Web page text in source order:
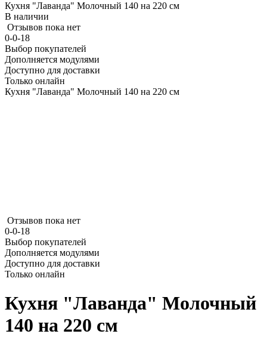
Кухня "Лаванда" Молочный 140 на 220 см
В наличии
Отзывов пока нет
0-0-18
Выбор покупателей
Дополняется модулями
Доступно для доставки
Только онлайн
Кухня "Лаванда" Молочный 140 на 220 см
Отзывов пока нет
0-0-18
Выбор покупателей
Дополняется модулями
Доступно для доставки
Только онлайн
Кухня "Лаванда" Молочный
140 на 220 см